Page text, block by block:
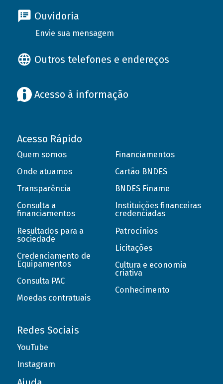
Ouvidoria
Envie sua mensagem
Outros telefones e endereços
Acesso à informação
Acesso Rápido
Quem somos
Onde atuamos
Transparência
Consulta a
financiamentos
Resultados para a
sociedade
Credenciamento de
Equipamentos
Consulta PAC
Moedas contratuais
Financiamentos
Cartão BNDES
BNDES Finame
Instituições financeiras
credenciadas
Patrocínios
Licitações
Cultura e economia
criativa
Conhecimento
Redes Sociais
YouTube
Instagram